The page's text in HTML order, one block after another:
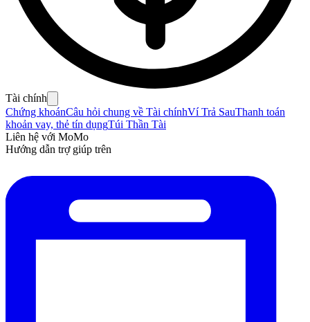
Tài chính
Chứng khoánCâu hỏi chung về Tài chínhVí Trả SauThanh toán
khoản vay, thẻ tín dụngTúi Thần Tài
Liên hệ với MoMo
Hướng dẫn trợ giúp trên